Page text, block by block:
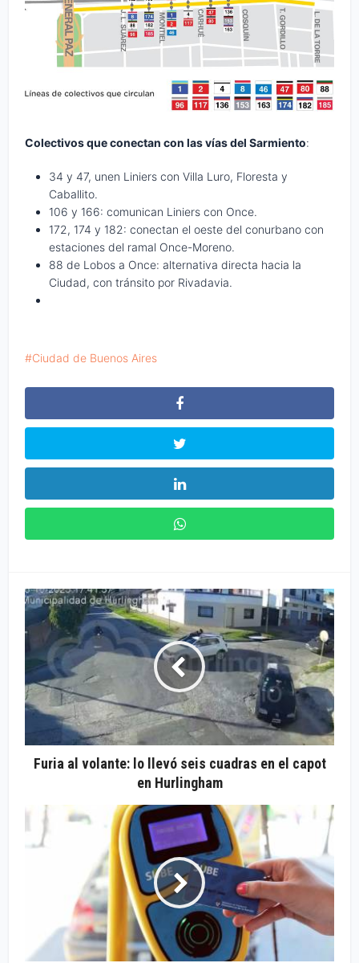
Colectivos que conectan con las vías del Sarmiento:
34 y 47, unen Liniers con Villa Luro, Floresta y
Caballito.
106 y 166: comunican Liniers con Once.
172, 174 y 182: conectan el oeste del conurbano con
estaciones del ramal Once-Moreno.
88 de Lobos a Once: alternativa directa hacia la
Ciudad, con tránsito por Rivadavia.
Ciudad de Buenos Aires
Furia al volante: lo llevó seis cuadras en el capot
en Hurlingham